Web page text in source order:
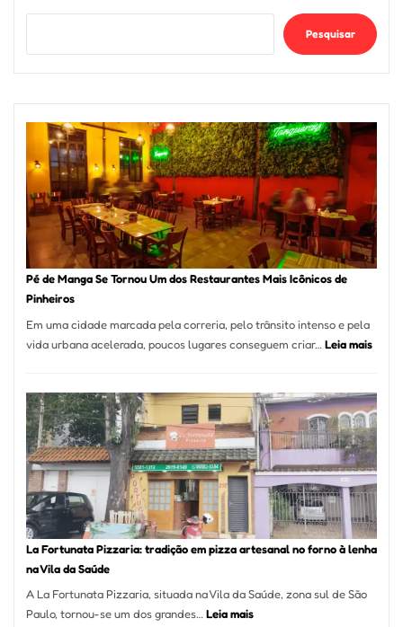
Pesquisar
Pé de Manga Se Tornou Um dos Restaurantes Mais Icônicos de
Pinheiros
Em uma cidade marcada pela correria, pelo trânsito intenso e pela
vida urbana acelerada, poucos lugares conseguem criar… Leia mais:
Se
Um
dos
Mais
La Fortunata Pizzaria: tradição em pizza artesanal no forno à lenha
na Vila da Saúde
A La Fortunata Pizzaria, situada na Vila da Saúde, zona sul de São
Paulo, tornou-se um dos grandes…Leia mais: